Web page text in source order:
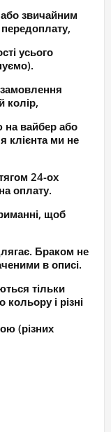
звичайним
усього
колір,
на вайбер або
клієнта ми не
24-ох
оплату.
щоб
Браком не
в описі.
тільки
і різні
(різних